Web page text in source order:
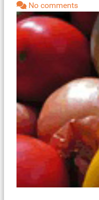
No comments